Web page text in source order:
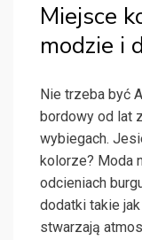
Miejsce
modzie i
Nie trzeba być
bordowy od lat
wybiegach.
kolorze? Moda
odcieniach
dodatki takie
stwarzają